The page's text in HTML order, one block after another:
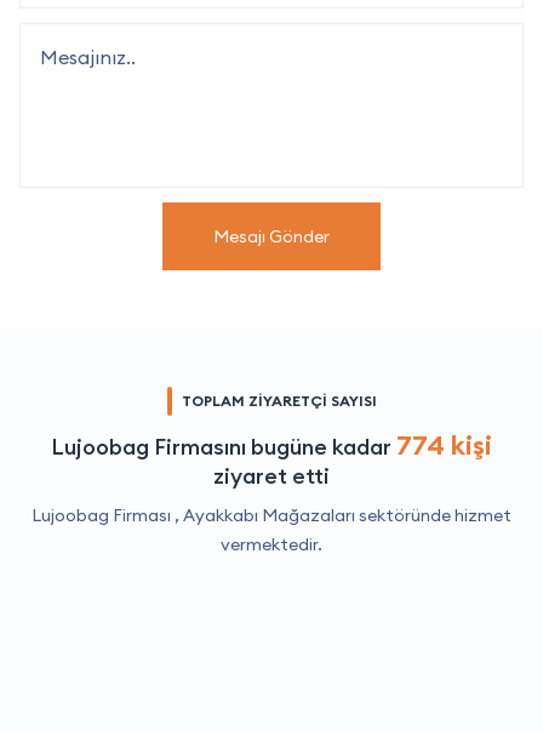
Mesajı Gönder
TOPLAM ZİYARETÇİ SAYISI
Lujoobag Firmasını bugüne kadar 774 kişi
ziyaret etti
Lujoobag Firması , Ayakkabı Mağazaları sektöründe hizmet
vermektedir.